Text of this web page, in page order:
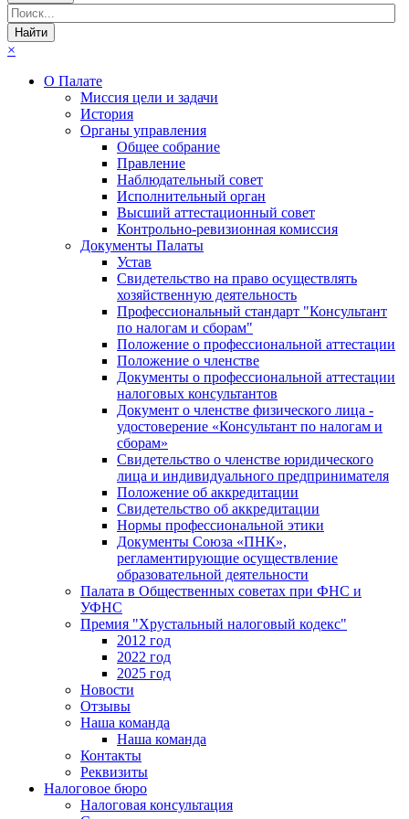
×
О Палате
Миссия цели и задачи
История
Органы управления
Общее собрание
Правление
Наблюдательный совет
Исполнительный орган
Высший аттестационный совет
Контрольно-ревизионная комиссия
Документы Палаты
Устав
Свидетельство на право осуществлять
хозяйственную деятельность
Профессиональный стандарт "Консультант
по налогам и сборам"
Положение о профессиональной аттестации
Положение о членстве
Документы о профессиональной аттестации
налоговых консультантов
Документ о членстве физического лица -
удостоверение «Консультант по налогам и
сборам»
Свидетельство о членстве юридического
лица и индивидуального предпринимателя
Положение об аккредитации
Свидетельство об аккредитации
Нормы профессиональной этики
Документы Союза «ПНК»,
регламентирующие осуществление
образовательной деятельности
Палата в Общественных советах при ФНС и
УФНС
Премия "Хрустальный налоговый кодекс"
2012 год
2022 год
2025 год
Новости
Отзывы
Наша команда
Наша команда
Контакты
Реквизиты
Налоговое бюро
Налоговая консультация